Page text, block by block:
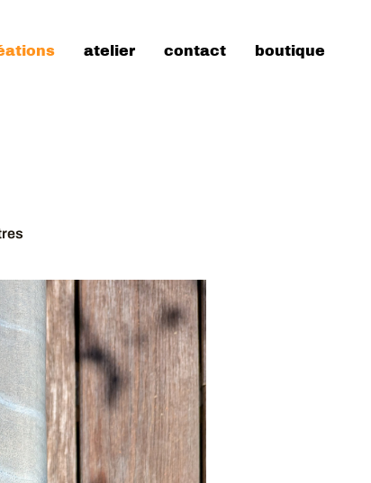
atelier contact boutique
FONTAINE. BACS. BASSIN.